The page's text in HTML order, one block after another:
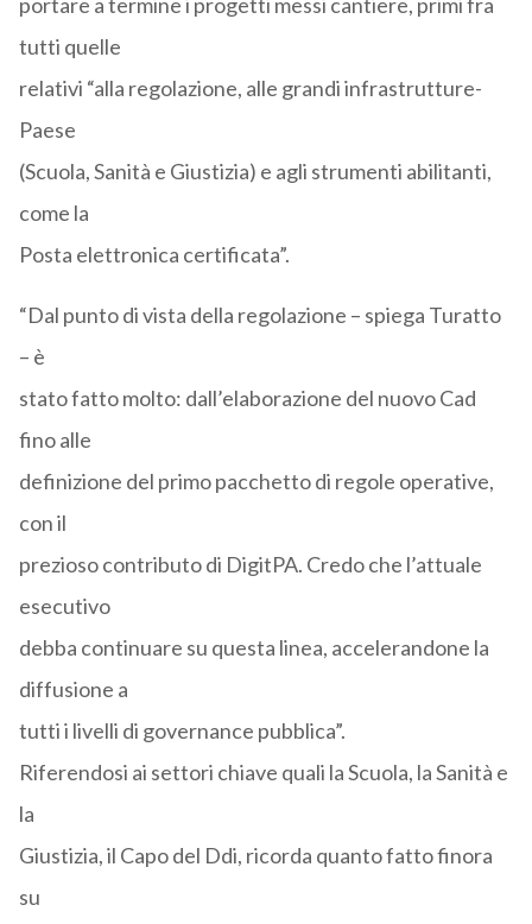
portare a termine i progetti messi cantiere, primi fra
tutti quelle
relativi “alla regolazione, alle grandi infrastrutture-
Paese
(Scuola, Sanità e Giustizia) e agli strumenti abilitanti,
come la
Posta elettronica certificata”.
“Dal punto di vista della regolazione – spiega Turatto
– è
stato fatto molto: dall’elaborazione del nuovo Cad
fino alle
definizione del primo pacchetto di regole operative,
con il
prezioso contributo di DigitPA. Credo che l’attuale
esecutivo
debba continuare su questa linea, accelerandone la
diffusione a
tutti i livelli di governance pubblica”.
Riferendosi ai settori chiave quali la Scuola, la Sanità e
la
Giustizia, il Capo del Ddi, ricorda quanto fatto finora
su